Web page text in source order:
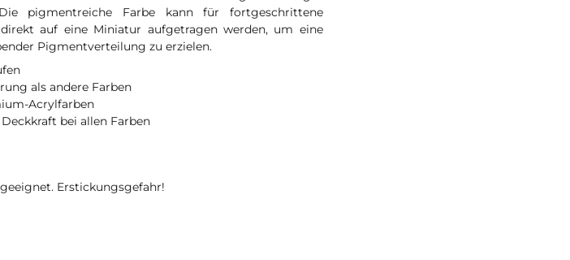
pigmentreiche Farbe kann für fortgeschrittene
auf eine Miniatur aufgetragen werden, um eine
Pigmentverteilung zu erzielen.
als andere Farben
Acrylfarben
bei allen Farben
Erstickungsgefahr!